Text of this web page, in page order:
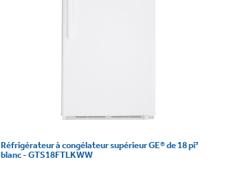
Réfrigérateur à congélateur supérieur GE® de 18 pi³
blanc - GTS18FTLKWW